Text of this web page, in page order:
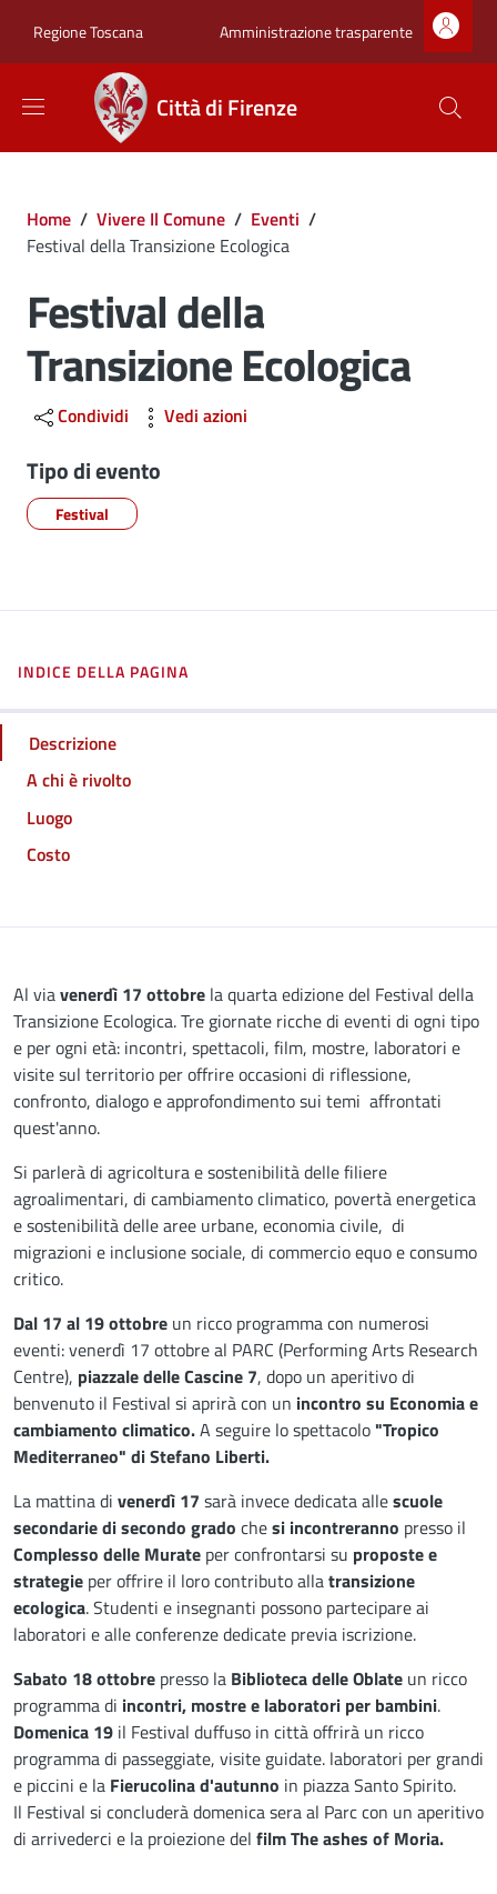
Regione Toscana Zona superiore
Amministrazione trasparente
Città di Firenze
Briciole di pane
Home / Vivere Il Comune / Eventi /
Festival della Transizione Ecologica
Festival della
Transizione Ecologica
Condividi Vedi azioni
Tipo di evento
Festival
INDICE DELLA PAGINA
Descrizione
A chi è rivolto
Luogo
Costo
Descrizione
Al viavenerdì 17 ottobre la quarta edizione del Festival della
Transizione Ecologica. Tre giornate ricche di eventi di ogni tipo
e per ogni età: incontri, spettacoli, film, mostre, laboratori e
visite sul territorio per offrire occasioni di riflessione,
confronto, dialogo e approfondimento sui temi affrontati
quest'anno.
Si parlerà di agricoltura e sostenibilità delle filiere
agroalimentari, di cambiamento climatico, povertà energetica
e sostenibilità delle aree urbane, economia civile, di
migrazioni e inclusione sociale, di commercio equo e consumo
critico.
Dal 17 al 19 ottobre un ricco programma con numerosi
eventi: venerdì 17 ottobre al PARC (Performing Arts Research
Centre), piazzale delle Cascine 7, dopo un aperitivo di
benvenuto il Festival si aprirà con un incontro su Economia e
cambiamento climatico.A seguire lo spettacolo "Tropico
Mediterraneo" di Stefano Liberti.
La mattina di venerdì 17 sarà invece dedicata allescuole
secondarie di secondo grado chesi incontreranno presso il
Complesso delle Murate per confrontarsi su proposte e
strategie per offrire il loro contributo allatransizione
ecologica. Studenti e insegnanti possono partecipare ai
laboratori e alle conferenze dedicate previa iscrizione.
Sabato 18 ottobre presso la Biblioteca delle Oblate un ricco
programma di incontri, mostre e laboratori per bambini.
Domenica 19 il Festival duffuso in città offrirà un ricco
programma di passeggiate, visite guidate. laboratori per grandi
e piccini e la Fierucolina d'autunno in piazza Santo Spirito.
Il Festival si concluderà domenica sera al Parc con un aperitivo
di arrivederci e la proiezione del film The ashes of Moria.